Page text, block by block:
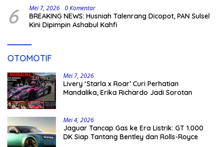
6 Mei 7, 2026 0 Komentar
BREAKING NEWS: Husniah Talenrang Dicopot, PAN Sulsel
Kini Dipimpin Ashabul Kahfi
OTOMOTIF
Mei 7, 2026
Livery ‘Starla x Roar’ Curi Perhatian
Mandalika, Erika Richardo Jadi Sorotan
Mei 4, 2026
Jaguar Tancap Gas ke Era Listrik: GT 1.000
DK Siap Tantang Bentley dan Rolls-Royce